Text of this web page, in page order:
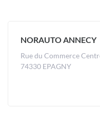
NORAUTO ANNECY
Rue du Commerce
74330 EPAGNY